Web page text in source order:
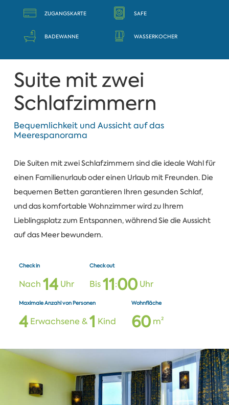
ZUGANGSKARTE SAFE
BADEWANNE WASSERKOCHER
Suite mit zwei
Schlafzimmern
Bequemlichkeit und Aussicht auf das
Meerespanorama
Die Suiten mit zwei Schlafzimmern sind die ideale Wahl für
einen Familienurlaub oder einen Urlaub mit Freunden. Die
bequemen Betten garantieren Ihren gesunden Schlaf,
und das komfortable Wohnzimmer wird zu Ihrem
Lieblingsplatz zum Entspannen, während Sie die Aussicht
auf das Meer bewundern.
Check in
Nach 14Uhr
Check out
Bis11:00Uhr
Maximale Anzahl von Personen
4Erwachsene &1 Kind
Wohnfläche
60m²